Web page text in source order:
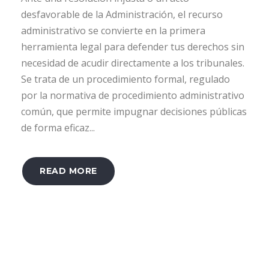
desfavorable de la Administración, el recurso
administrativo se convierte en la primera
herramienta legal para defender tus derechos sin
necesidad de acudir directamente a los tribunales.
Se trata de un procedimiento formal, regulado
por la normativa de procedimiento administrativo
común, que permite impugnar decisiones públicas
de forma eficaz...
READ MORE